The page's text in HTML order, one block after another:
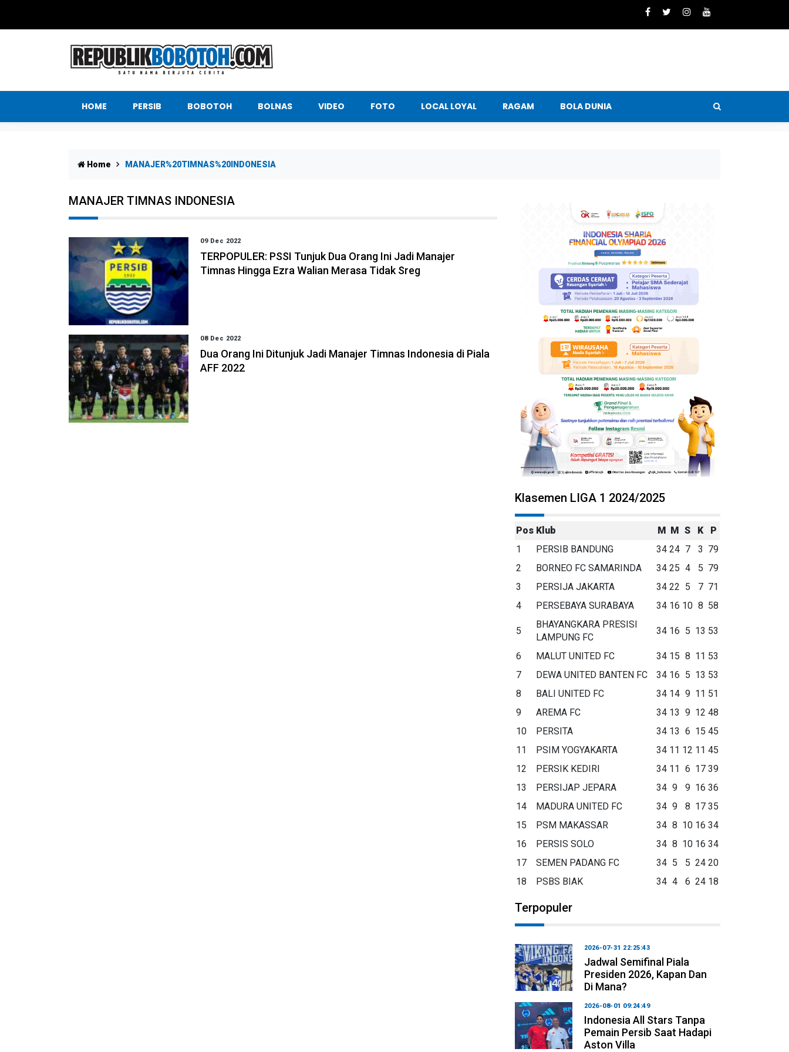
HOME PERSIB BOBOTOH BOLNAS VIDEO FOTO LOCAL LOYAL RAGAM BOLA DUNIA
Home MANAJER%20TIMNAS%20INDONESIA
MANAJER TIMNAS INDONESIA
09 Dec 2022
TERPOPULER: PSSI Tunjuk Dua Orang Ini Jadi Manajer
Timnas Hingga Ezra Walian Merasa Tidak Sreg
08 Dec 2022
Dua Orang Ini Ditunjuk Jadi Manajer Timnas Indonesia di Piala
AFF 2022
Klasemen LIGA 1 2024/2025
Pos Klub M M S K
P
1
PERSIB BANDUNG 34 24 7 3 79
2
BORNEO FC SAMARINDA 34 25 4 5 79
3
PERSIJA JAKARTA 34 22 5 7 71
4
PERSEBAYA SURABAYA 34 16 10 8 58
5
BHAYANGKARA PRESISI
LAMPUNG FC
34 16 5 13 53
6 MALUT UNITED FC 34 15 8 11 53
7
DEWA UNITED BANTEN FC 34 16 5 13 53
8
BALI UNITED FC 34 14 9 11 51
9
AREMA FC 34 13 9 12 48
10
PERSITA 34 13 6 15 45
11
PSIM YOGYAKARTA 34 11 12 11 45
12
PERSIK KEDIRI 34 11 6 17 39
13
PERSIJAP JEPARA 34 9 9 16 36
14
MADURA UNITED FC 34 9 8 17 35
15
PSM MAKASSAR 34 8 10 16 34
16
PERSIS SOLO 34 8 10 16 34
17
SEMEN PADANG FC 34 5 5 24 20
18
PSBS BIAK 34 4 6 24 18
Terpopuler
2026-07-31 22:25:43
Jadwal Semifinal Piala
Presiden 2026, Kapan Dan
Di Mana?
2026-08-01 09:24:49
Indonesia All Stars Tanpa
Pemain Persib Saat Hadapi
Aston Villa